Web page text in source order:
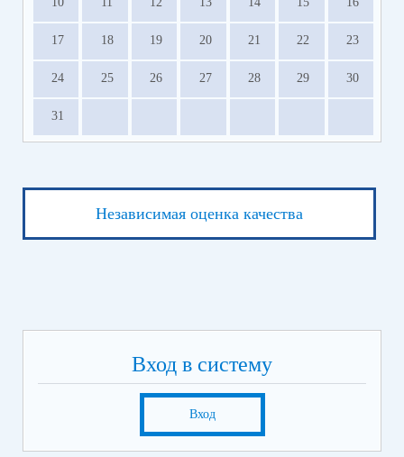
17 18 19 20 21 22 23
24 25 26 27 28 29 30
31
Независимая оценка качества
Вход в систему
Вход